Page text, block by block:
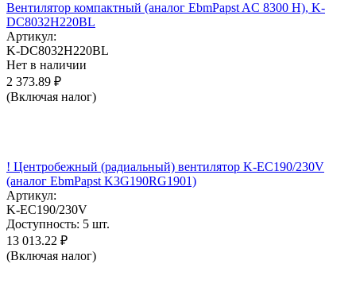
Вентилятор компактный (аналог EbmPapst AC 8300 H), K-
DC8032H220BL
Артикул:
K-DC8032H220BL
Нет в наличии
2 373.89 ₽
(Включая налог)
! Центробежный (радиальный) вентилятор K-EC190/230V
(аналог EbmPapst K3G190RG1901)
Артикул:
K-EC190/230V
Доступность: 5 шт.
13 013.22 ₽
(Включая налог)